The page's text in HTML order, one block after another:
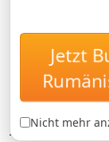
Sie den
Jetzt
Nicht mehr